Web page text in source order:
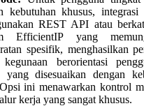
kebutuhan khusus,
REST API atau
EfficientIP yang
spesifik, menghasilkan
berorientasi
yang disesuaikan dengan
ini menawarkan kontrol
kerja yang sangat khusus.